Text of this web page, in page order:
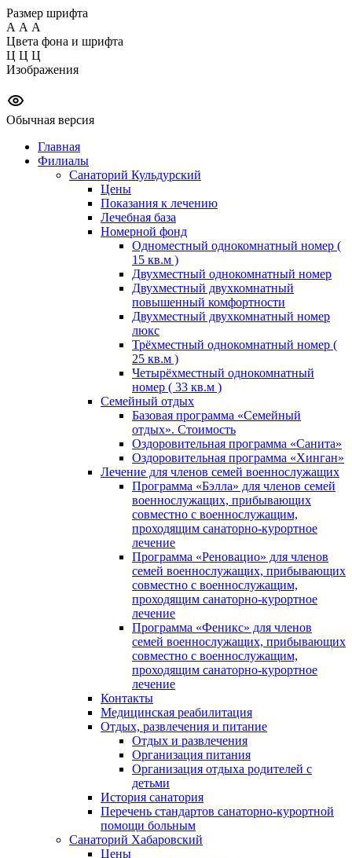
Размер шрифта
А А А
Цвета фона и шрифта
Ц Ц Ц
Изображения
Обычная версия
Главная
Филиалы
Санаторий Кульдурский
Цены
Показания к лечению
Лечебная база
Номерной фонд
Одноместный однокомнатный номер (
15 кв.м )
Двухместный однокомнатный номер
Двухместный двухкомнатный
повышенный комфортности
Двухместный двухкомнатный номер
люкс
Трёхместный однокомнатный номер (
25 кв.м )
Четырёхместный однокомнатный
номер ( 33 кв.м )
Семейный отдых
Базовая программа «Семейный
отдых». Стоимость
Оздоровительная программа «Санита»
Оздоровительная программа «Хинган»
Лечение для членов семей военнослужащих
Программа «Бэлла» для членов семей
военнослужащих, прибывающих
совместно с военнослужащим,
проходящим санаторно-курортное
лечение
Программа «Реновацио» для членов
семей военнослужащих, прибывающих
совместно с военнослужащим,
проходящим санаторно-курортное
лечение
Программа «Феникс» для членов
семей военнослужащих, прибывающих
совместно с военнослужащим,
проходящим санаторно-курортное
лечение
Контакты
Медицинская реабилитация
Отдых, развлечения и питание
Отдых и развлечения
Организация питания
Организация отдыха родителей с
детьми
История санатория
Перечень стандартов санаторно-курортной
помощи больным
Санаторий Хабаровский
Цены